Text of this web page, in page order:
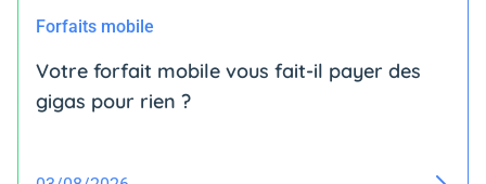
Forfaits mobile
Votre forfait mobile vous fait-il payer des
gigas pour rien ?